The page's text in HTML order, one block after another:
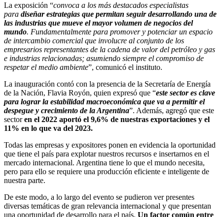
La exposición “convoca a los más destacados especialistas
para diseñar estrategias que permitan seguir desarrollando una de
las industrias que mueve el mayor volumen de negocios del
mundo. Fundamentalmente para promover y potenciar un espacio
de intercambio comercial que involucre al conjunto de los
empresarios representantes de la cadena de valor del petróleo y gas
e industrias relacionadas; asumiendo siempre el compromiso de
respetar el medio ambiente”, comunicó el instituto.
La inauguración contó con la presencia de la Secretaría de Energía
de la Nación, Flavia Royón, quien expresó que “este sector es clave
para lograr la estabilidad macroeconómica que va a permitir el
despegue y crecimiento de la Argentina”. Además, agregó que este
sectoren el 2022 aportó el 9,6% de nuestras exportaciones y el
11% en lo que va del 2023.
Todas las empresas y expositores ponen en evidencia la oportunidad
que tiene el país para explotar nuestros recursos e insertarnos en el
mercado internacional. Argentina tiene lo que el mundo necesita,
pero para ello se requiere una producción eficiente e inteligente de
nuestra parte.
De este modo, a lo largo del evento se pudieron ver presentes
diversas temáticas de gran relevancia internacional y que presentan
una oportunidad de desarrollo para el país. Un factor común entre